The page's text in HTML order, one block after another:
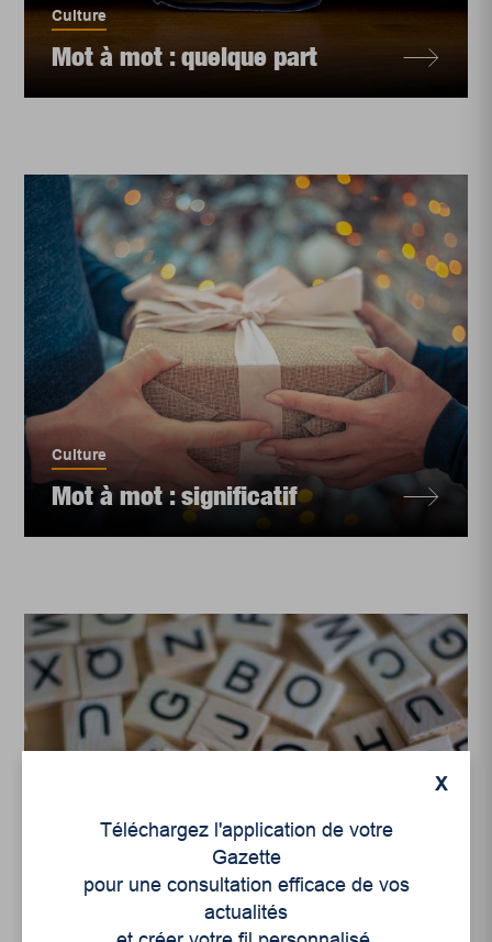
Culture
Mot à mot : quelque part
Culture
Mot à mot : significatif
Culture
Mot à mot : versatile
X
Téléchargez l'application de votre
Gazette
pour une consultation efficace de vos
actualités